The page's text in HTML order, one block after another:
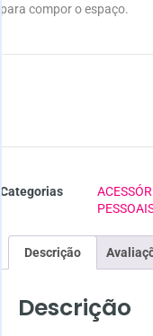
para compor o espaço.
Categorias
Descrição
Descrição